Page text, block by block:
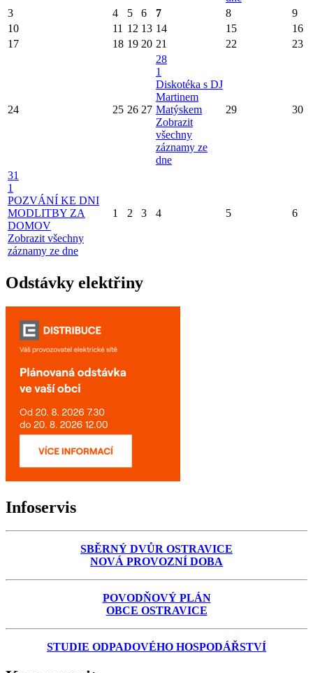
3 4 5 6 7 8
9
10
11 12 13 14 15
16
17
18 19 20 21 22 23
24 25 26 27
28
1
Diskotéka s DJ
Martinem
Matýskem
Zobrazit
všechny
záznamy ze
dne
29 30
31
1
POZVÁNÍ KE DNI
MODLITBY ZA
DOMOV
Zobrazit všechny
záznamy ze dne
1 2 3 4 5 6
Odstávky elektřiny
Infoservis
SBĚRNÝ DVŮR OSTRAVICE
NOVÁ PROVOZNÍ DOBA
POVODŇOVÝ PLÁN
OBCE OSTRAVICE
STUDIE ODPADOVÉHO HOSPODÁŘSTVÍ